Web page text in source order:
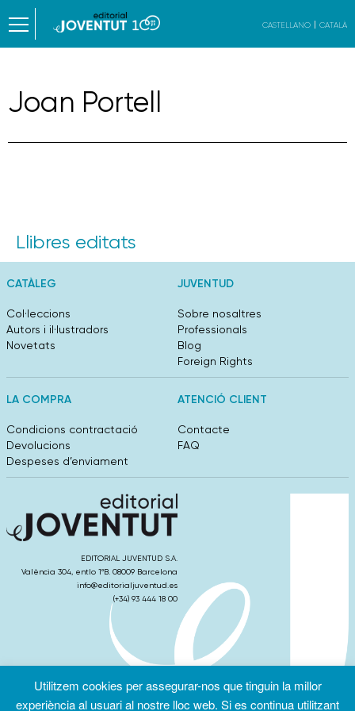
CASTELLANO CATALÀ
Joan Portell
Llibres editats
CATÀLEG
Col·leccions
Autors i il·lustradors
Novetats
JUVENTUD
Sobre nosaltres
Professionals
Blog
Foreign Rights
LA COMPRA
Condicions contractació
Devolucions
Despeses d’enviament
ATENCIÓ CLIENT
Contacte
FAQ
EDITORIAL JUVENTUD S.A.
València 304, entlo 1ºB. 08009 Barcelona
info@editorialjuventud.es
(+34) 93 444 18 00
Condicions
Política de
Política de
cookies
Utilitzem cookies per assegurar-nos que tinguin la millor
experiència al usuari al nostre lloc web. Si es continua utilitzant